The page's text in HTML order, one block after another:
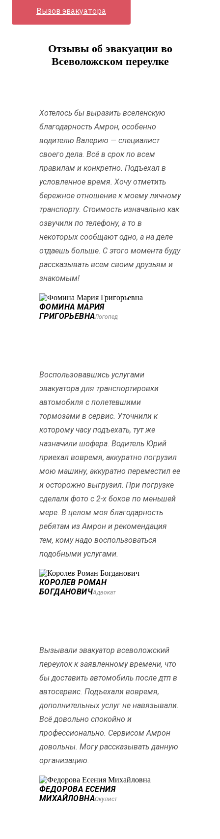
Вызов эвакуатора
Отзывы об эвакуации во
Всеволожском переулке
Хотелось бы выразить вселенскую
благодарность Амрон, особенно
водителю Валерию — специалист
своего дела. Всё в срок по всем
правилам и конкретно. Подъехал в
условленное время. Хочу отметить
бережное отношение к моему личному
транспорту. Стоимость изначально как
озвучили по телефону, а то в
некоторых сообщают одно, а на деле
отдаешь больше. С этого момента буду
рассказывать всем своим друзьям и
знакомым!
ФОМИНА МАРИЯ
ГРИГОРЬЕВНАЛогопед
Воспользовавшись услугами
эвакуатора для транспортировки
автомобиля с полетевшими
тормозами в сервис. Уточнили к
которому часу подъехать, тут же
назначили шофера. Водитель Юрий
приехал вовремя, аккуратно погрузил
мою машину, аккуратно переместил ее
и осторожно выгрузил. При погрузке
сделали фото с 2-х боков по меньшей
мере. В целом моя благодарность
ребятам из Амрон и рекомендация
тем, кому надо воспользоваться
подобными услугами.
КОРОЛЕВ РОМАН
БОГДАНОВИЧАдвокат
Вызывали эвакуатор всеволожский
переулок к заявленному времени, что
бы доставить автомобиль после дтп в
автосервис. Подъехали вовремя,
дополнительных услуг не навязывали.
Всё довольно спокойно и
профессионально. Сервисом Амрон
довольны. Могу рассказывать данную
организацию.
ФЕДОРОВА ЕСЕНИЯ
МИХАЙЛОВНАОкулист